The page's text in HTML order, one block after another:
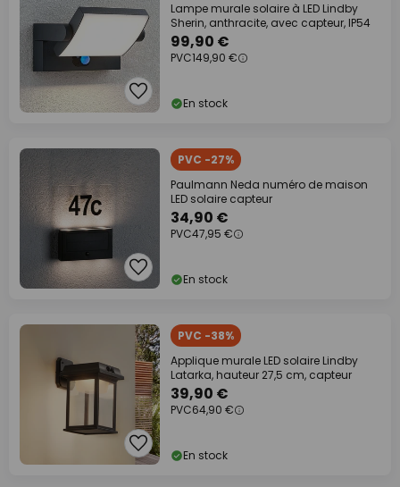
Lampe murale solaire à LED Lindby
Sherin, anthracite, avec capteur, IP54
99,90 €
PVC149,90 €
En stock
PVC -27%
Paulmann Neda numéro de maison
LED solaire capteur
34,90 €
PVC47,95 €
En stock
PVC -38%
Applique murale LED solaire Lindby
Latarka, hauteur 27,5 cm, capteur
39,90 €
PVC64,90 €
En stock